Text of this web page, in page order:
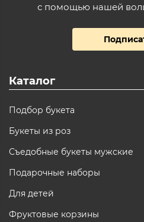
с помощью нашей
Каталог
Подбор букета
Букеты из роз
Съедобные букеты мужские
Подарочные наборы
Для детей
Фруктовые корзины